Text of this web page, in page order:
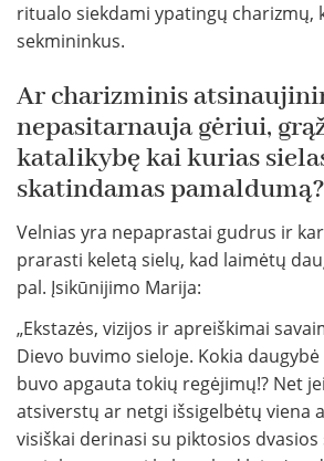
ritualo siekdami ypatingų charizmų,
sekmininkus.
Ar charizminis
nepasitarnauja gėriui,
katalikybę kai kurias
skatindamas pamaldumą?
Velnias yra nepaprastai gudrus ir
prarasti keletą sielų, kad laimėtų
pal. Įsikūnijimo Marija:
„Ekstazės, vizijos ir apreiškimai
Dievo buvimo sieloje. Kokia
buvo apgauta tokių regėjimų!? Net
atsiverstų ar netgi išsigelbėtų viena
visiškai derinasi su piktosios